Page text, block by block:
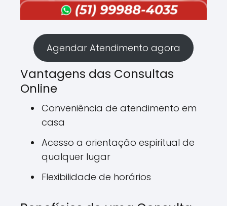
Agendar Atendimento agora
Vantagens das Consultas
Online
Conveniência de atendimento em
casa
Acesso a orientação espiritual de
qualquer lugar
Flexibilidade de horários